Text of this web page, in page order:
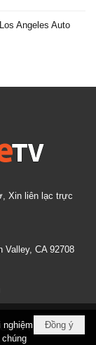
Angeles Auto
Xin liên lạc trực
Valley, CA 92708
RESERVED
Đồng ý
nghiệm